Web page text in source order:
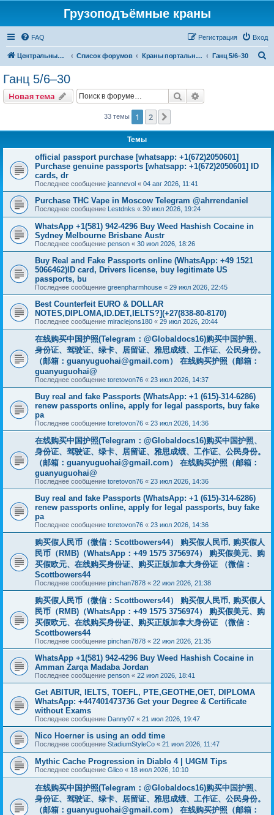
Грузоподъёмные краны
FAQ Вход
Регистрация
Центральный сайт Список форумов Краны портальные Ганц 5/6–30
Ганц 5/6–30
Новая тема Поиск
33 темы 1 2
Темы
official passport purchase [whatsapp: +1(672)2050601]
Purchase genuine passports [whatsapp: +1(672)2050601] ID
cards, dr
Последнее сообщение jeannevol « 04 авг 2026, 11:41
Purchase THC Vape in Moscow Telegram @ahrrendaniel
Последнее сообщение Lestdnks « 30 июл 2026, 19:24
WhatsApp +1(581) 942-4296 Buy Weed Hashish Cocaine in
Sydney Melbourne Brisbane Austr
Последнее сообщение penson « 30 июл 2026, 18:26
Buy Real and Fake Passports online (WhatsApp: +49 1521
5066462)ID card, Drivers license, buy legitimate US
passports, bu
Последнее сообщение greenpharmhouse « 29 июл 2026, 22:45
Best Counterfeit EURO & DOLLAR
NOTES,DIPLOMA,ID.DET,IELTS?](+27(838-80-8170)
Последнее сообщение miraclejons180 « 29 июл 2026, 20:44
在线购买中国护照(Telegram：@Globaldocs16)购买中国护照、
身份证、驾驶证、绿卡、居留证、雅思成绩、工作证、公民身份。
（邮箱： guanyuguohai@gmail.com ） 在线购买护照（邮箱：
guanyuguohai@
Последнее сообщение toretovon76 « 23 июл 2026, 14:37
Buy real and fake Passports (WhatsApp: +1 (615)-314-6286)
renew passports online, apply for legal passports, buy fake
pa
Последнее сообщение toretovon76 « 23 июл 2026, 14:36
在线购买中国护照(Telegram：@Globaldocs16)购买中国护照、
身份证、驾驶证、绿卡、居留证、雅思成绩、工作证、公民身份。
（邮箱： guanyuguohai@gmail.com ） 在线购买护照（邮箱：
guanyuguohai@
Последнее сообщение toretovon76 « 23 июл 2026, 14:36
Buy real and fake Passports (WhatsApp: +1 (615)-314-6286)
renew passports online, apply for legal passports, buy fake
pa
Последнее сообщение toretovon76 « 23 июл 2026, 14:36
购买假人民币（微信：Scottbowers44） 购买假人民币, 购买假人
民币（RMB)（WhatsApp：+49 1575 3756974） 购买假美元、购
买假欧元、在线购买身份证、购买正版加拿大身份证 （微信：
Scottbowers44
Последнее сообщение pinchan7878 « 22 июл 2026, 21:38
购买假人民币（微信：Scottbowers44） 购买假人民币, 购买假人
民币（RMB)（WhatsApp：+49 1575 3756974） 购买假美元、购
买假欧元、在线购买身份证、购买正版加拿大身份证 （微信：
Scottbowers44
Последнее сообщение pinchan7878 « 22 июл 2026, 21:35
WhatsApp +1(581) 942-4296 Buy Weed Hashish Cocaine in
Amman Zarqa Madaba Jordan
Последнее сообщение penson « 22 июл 2026, 18:41
Get ABITUR, IELTS, TOEFL, PTE,GEOTHE,OET, DIPLOMA
WhatsApp: +447401473736 Get your Degree & Certificate
without Exams
Последнее сообщение Danny07 « 21 июл 2026, 19:47
Nico Hoerner is using an odd time
Последнее сообщение StadiumStyleCo « 21 июл 2026, 11:47
Mythic Cache Progression in Diablo 4 | U4GM Tips
Последнее сообщение Glico « 18 июл 2026, 10:10
在线购买中国护照(Telegram：@Globaldocs16)购买中国护照、
身份证、驾驶证、绿卡、居留证、雅思成绩、工作证、公民身份。
（邮箱： guanyuguohai@gmail.com ） 在线购买护照（邮箱：